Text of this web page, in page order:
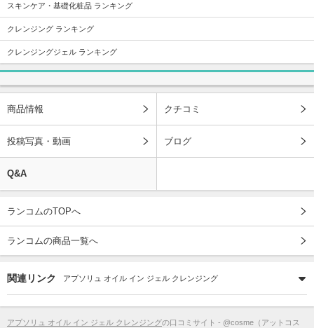
スキンケア・基礎化粧品 ランキング
クレンジング ランキング
クレンジングジェル ランキング
商品情報 クチコミ
投稿写真・動画 ブログ
Q&A
ランコムのTOPへ
ランコムの商品一覧へ
関連リンク アプソリュ オイル イン ジェル クレンジング
アプソリュ オイル イン ジェル クレンジングの口コミサイト - @cosme（アットコス